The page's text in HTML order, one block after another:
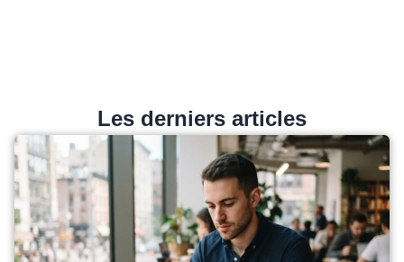
Les derniers articles